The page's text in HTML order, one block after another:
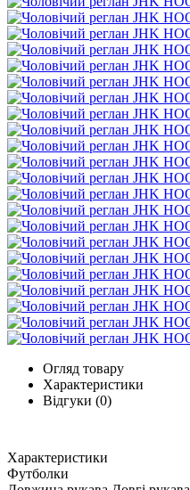
Огляд товару
Характеристики
Відгуки (0)
Характеристики
Футболки